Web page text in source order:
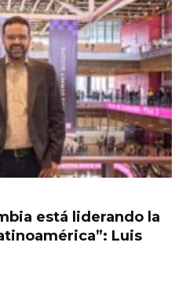
está liderando la
Luis